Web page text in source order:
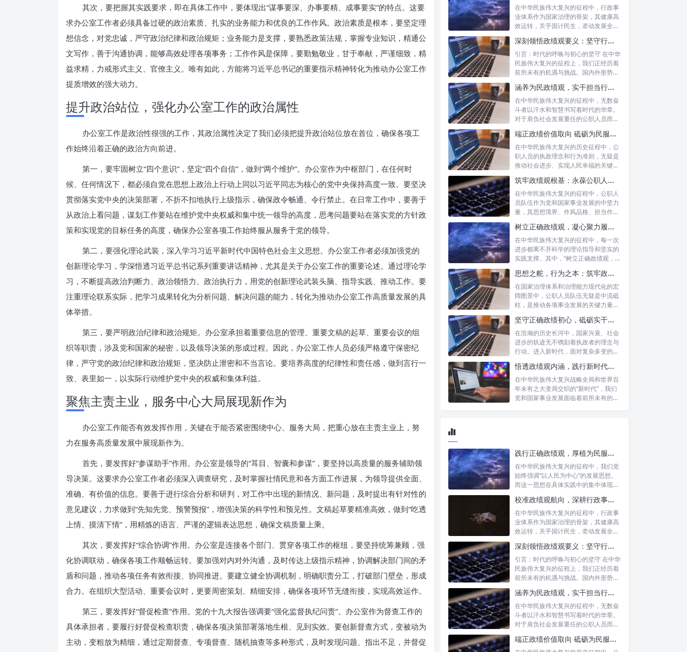
其次，要把握其实践要求，即在具体工作中，要体现出“谋事要深、办事要精、成事要实”的特点。这要
求办公室工作者必须具备过硬的政治素质、扎实的业务能力和优良的工作作风。政治素质是根本，要坚定理
想信念，对党忠诚，严守政治纪律和政治规矩；业务能力是支撑，要熟悉政策法规，掌握专业知识，精通公
文写作，善于沟通协调，能够高效处理各项事务；工作作风是保障，要勤勉敬业，甘于奉献，严谨细致，精
益求精，力戒形式主义、官僚主义。唯有如此，方能将习近平总书记的重要指示精神转化为推动办公室工作
提质增效的强大动力。
提升政治站位，强化办公室工作的政治属性
办公室工作是政治性很强的工作，其政治属性决定了我们必须把提升政治站位放在首位，确保各项工
作始终沿着正确的政治方向前进。
第一，要牢固树立“四个意识”，坚定“四个自信”，做到“两个维护”。办公室作为中枢部门，在任何时
候、任何情况下，都必须自觉在思想上政治上行动上同以习近平同志为核心的党中央保持高度一致。要坚决
贯彻落实党中央的决策部署，不折不扣地执行上级指示，确保政令畅通、令行禁止。在日常工作中，要善于
从政治上看问题，谋划工作要站在维护党中央权威和集中统一领导的高度，思考问题要站在落实党的方针政
策和实现党的目标任务的高度，确保办公室各项工作始终服从服务于党的领导。
第二，要强化理论武装，深入学习习近平新时代中国特色社会主义思想。办公室工作者必须加强党的
创新理论学习，学深悟透习近平总书记系列重要讲话精神，尤其是关于办公室工作的重要论述。通过理论学
习，不断提高政治判断力、政治领悟力、政治执行力，用党的创新理论武装头脑、指导实践、推动工作。要
注重理论联系实际，把学习成果转化为分析问题、解决问题的能力，转化为推动办公室工作高质量发展的具
体举措。
第三，要严明政治纪律和政治规矩。办公室承担着重要信息的管理、重要文稿的起草、重要会议的组
织等职责，涉及党和国家的秘密，以及领导决策的形成过程。因此，办公室工作人员必须严格遵守保密纪
律，严守党的政治纪律和政治规矩，坚决防止泄密和不当言论。要培养高度的纪律性和责任感，做到言行一
致、表里如一，以实际行动维护党中央的权威和集体利益。
聚焦主责主业，服务中心大局展现新作为
办公室工作能否有效发挥作用，关键在于能否紧密围绕中心、服务大局，把重心放在主责主业上，努
力在服务高质量发展中展现新作为。
首先，要发挥好“参谋助手”作用。办公室是领导的“耳目、智囊和参谋”，要坚持以高质量的服务辅助领
导决策。这要求办公室工作者必须深入调查研究，及时掌握社情民意和各方面工作进展，为领导提供全面、
准确、有价值的信息。要善于进行综合分析和研判，对工作中出现的新情况、新问题，及时提出有针对性的
意见建议，力求做到“先知先觉、预警预报”，增强决策的科学性和预见性。文稿起草要精准高效，做到“吃透
上情、摸清下情”，用精炼的语言、严谨的逻辑表达思想，确保文稿质量上乘。
其次，要发挥好“综合协调”作用。办公室是连接各个部门、贯穿各项工作的枢纽，要坚持统筹兼顾，强
化协调联动，确保各项工作顺畅运转。要加强对内对外沟通，及时传达上级指示精神，协调解决部门间的矛
盾和问题，推动各项任务有效衔接、协同推进。要建立健全协调机制，明确职责分工，打破部门壁垒，形成
合力。在组织大型活动、重要会议时，更要周密策划、精细安排，确保各项环节无缝衔接，实现高效运作。
第三，要发挥好“督促检查”作用。党的十九大报告强调要“强化监督执纪问责”。办公室作为督查工作的
具体承担者，要履行好督促检查职责，确保各项决策部署落地生根、见到实效。要创新督查方式，变被动为
主动，变粗放为精细，通过定期督查、专项督查、随机抽查等多种形式，及时发现问题、指出不足，并督促
在中华民族伟大复兴的征程中，行政事
业体系作为国家治理的骨架，其健康高
效运转，关乎国计民生，牵动发展全
深刻领悟政绩观要义：坚守行政事业初心，绘就为民服务新篇章
引言：时代的呼唤与初心的坚守 在中华
民族伟大复兴的征程上，我们正经历着
前所未有的机遇与挑战。国内外形势复
涵养为民政绩观，实干担当行稳致远：新时代公仆的价值坐标与实践航向
在中华民族伟大复兴的征程中，无数奋
斗者以汗水和智慧书写着时代的华章。
对于肩负社会发展重任的公职人员而
端正政绩价值取向 砥砺为民服务初心：新时代公仆的责任与担当
在中华民族伟大复兴的历史征程中，公
职人员的执政理念和行为准则，无疑是
推动社会进步、实现人民幸福的关键所
筑牢政绩观根基：永葆公职人员本色的时代考量与实践路径
在中华民族伟大复兴的征程中，公职人
员队伍作为党和国家事业发展的中坚力
量，其思想境界、作风品格、担当作为
树立正确政绩观，凝心聚力履职尽责：新时代下的治理智慧与实践路径
在中华民族伟大复兴的征程中，每一次
进步都离不开科学的理论指导和坚实的
实践支撑。其中，“树立正确政绩观，凝
思想之舵，行为之本：筑牢政绩观根基，永葆公职人员本色
在国家治理体系和治理能力现代化的宏
阔图景中，公职人员队伍无疑是中流砥
柱，是推动各项事业发展的关键力量。
坚守正确政绩初心，砥砺实干担当精神：新时代高质量发展的核心引擎
在浩瀚的历史长河中，国家兴衰、社会
进步的轨迹无不镌刻着执政者的理念与
行动。进入新时代，面对复杂多变的国
悟透政绩观内涵，践行新时代使命：书写高质量发展的时代答卷
在中华民族伟大复兴战略全局和世界百
年未有之大变局交织的“新时代”，我们
党和国家事业发展面临着前所未有的机
践行正确政绩观，厚植为民服务根基：迈向高质量发展的根本遵循
在中华民族伟大复兴的征程中，我们党
始终强调“以人民为中心”的发展思想。
而这一思想在具体实践中的集中体现，
校准政绩观航向，深耕行政事业本职：新时代高质量发展的双重 imperative
在中华民族伟大复兴的征程中，行政事
业体系作为国家治理的骨架，其健康高
效运转，关乎国计民生，牵动发展全
深刻领悟政绩观要义：坚守行政事业初心，绘就为民服务新篇章
引言：时代的呼唤与初心的坚守 在中华
民族伟大复兴的征程上，我们正经历着
前所未有的机遇与挑战。国内外形势复
涵养为民政绩观，实干担当行稳致远：新时代公仆的价值坐标与实践航向
在中华民族伟大复兴的征程中，无数奋
斗者以汗水和智慧书写着时代的华章。
对于肩负社会发展重任的公职人员而
端正政绩价值取向 砥砺为民服务初心：新时代公仆的责任与担当